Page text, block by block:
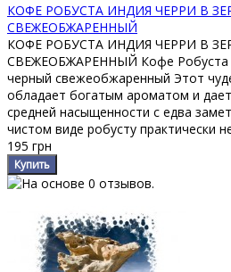
КОФЕ РОБУСТА ИНДИЯ ЧЕРРИ В
СВЕЖЕОБЖАРЕННЫЙ
КОФЕ РОБУСТА ИНДИЯ ЧЕРРИ В
СВЕЖЕОБЖАРЕННЫЙ Кофе Робуста
черный свежеобжаренный Этот
обладает богатым ароматом и
средней насыщенности с едва
чистом виде робусту практически
195 грн